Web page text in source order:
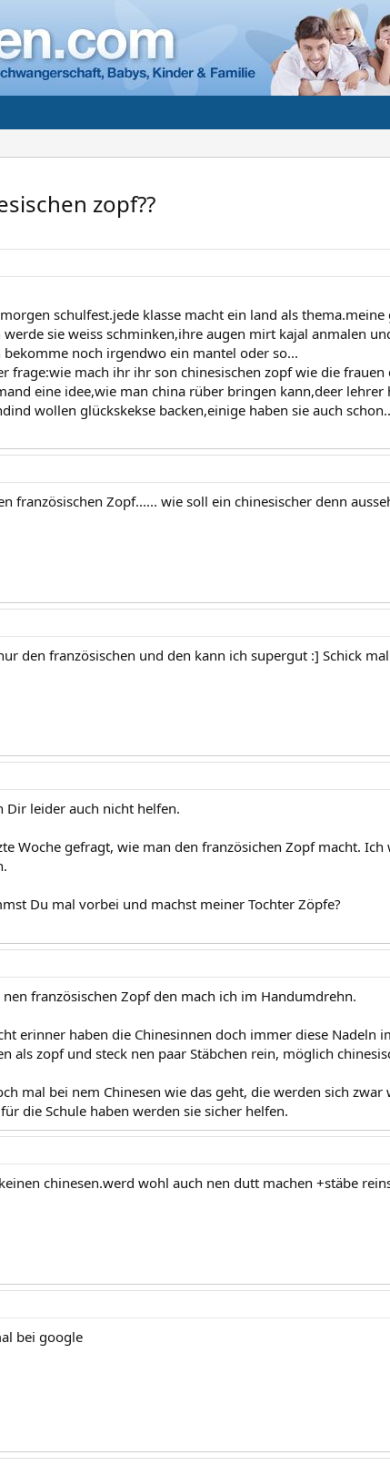
zopf??
schulfest.jede klasse macht ein land als thema.meine
sie weiss schminken,ihre augen mirt kajal anmalen
noch irgendwo ein mantel oder so...
frage:wie mach ihr ihr son chinesischen zopf wie die frauen
eine idee,wie man china rüber bringen kann,deer
wollen glückskekse backen,einige haben sie auch schon..
französischen Zopf...... wie soll ein chinesischer denn
den französischen und den kann ich supergut :] Schick
Dir leider auch nicht helfen.
Woche gefragt, wie man den französichen Zopf macht. Ich
Du mal vorbei und machst meiner Tochter Zöpfe?
französischen Zopf den mach ich im Handumdrehn.
erinner haben die Chinesinnen doch immer diese Nadeln
als zopf und steck nen paar Stäbchen rein, möglich
mal bei nem Chinesen wie das geht, die werden sich
die Schule haben werden sie sicher helfen.
chinesen.werd wohl auch nen dutt machen +stäbe
bei google